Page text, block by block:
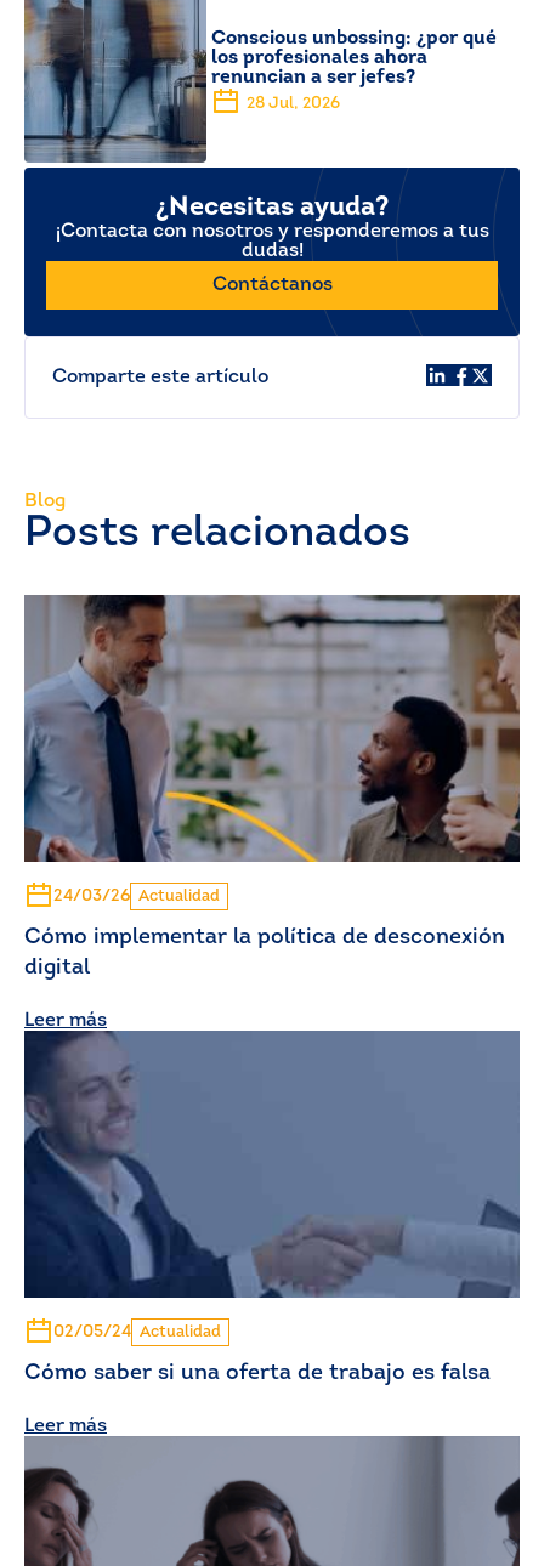
Conscious unbossing: ¿por qué
los profesionales ahora
renuncian a ser jefes?
28 Jul, 2026
¿Necesitas ayuda?
¡Contacta con nosotros y responderemos a tus
dudas!
Contáctanos
Comparte este artículo
Blog
Posts relacionados
24/03/26 Actualidad
Cómo implementar la política de desconexión
digital
Leer más
02/05/24 Actualidad
Cómo saber si una oferta de trabajo es falsa
Leer más